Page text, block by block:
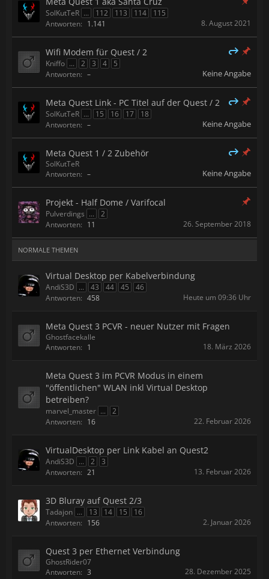
SolKutTeR ... 112 113 114
115
Antworten: 1.141 8. August 2021
Wifi Modem für Quest / 2
Kniffo ... 2 3 4
5
Antworten: – Keine Angabe
Meta Quest Link - PC Titel auf der Quest / 2
SolKutTeR ... 15 16 17
18
Antworten: – Keine Angabe
Meta Quest 1 / 2 Zubehör
SolKutTeR
Antworten: – Keine Angabe
Projekt - Half Dome / Varifocal
Pulverdings ...
2
Antworten: 11 26. September 2018
NORMALE THEMEN
Virtual Desktop per Kabelverbindung
AndiS3D ... 43 44 45
46
Antworten: 458 Heute um 09:36 Uhr
Meta Quest 3 PCVR - neuer Nutzer mit Fragen
Ghostfacekalle
Antworten: 1 18. März 2026
Meta Quest 3 im PCVR Modus in einem
"öffentlichen" WLAN inkl Virtual Desktop
betreiben?
marvel_master ...
2
Antworten: 16 22. Februar 2026
VirtualDesktop per Link Kabel an Quest2
AndiS3D ... 2
3
Antworten: 21 13. Februar 2026
3D Bluray auf Quest 2/3
Tadajon ... 13 14 15
16
Antworten: 156 2. Januar 2026
Quest 3 per Ethernet Verbindung
GhostRider07
Antworten: 3 28. Dezember 2025